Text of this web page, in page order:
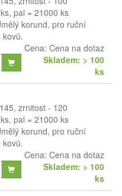
pal = 21000 ks
korund, pro ruční
Cena: Cena na dotaz
Skladem: > 100
ks
zrnitost - 120
pal = 21000 ks
korund, pro ruční
Cena: Cena na dotaz
Skladem: > 100
ks